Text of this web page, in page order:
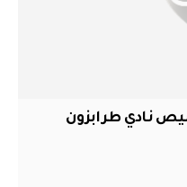
نادي طرابزون